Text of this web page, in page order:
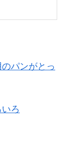
パンがとっ
ろ